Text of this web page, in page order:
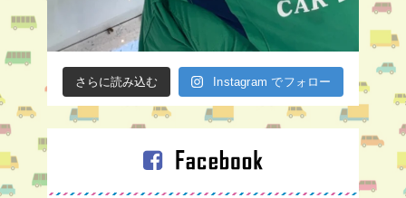
さらに読み込む Instagram でフォロー